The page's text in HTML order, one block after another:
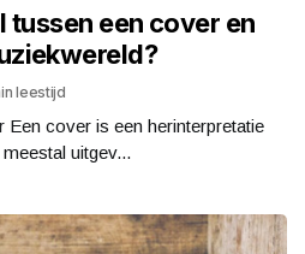
tussen een cover en
leestijd
Een cover is een herinterpretatie
uitgev...